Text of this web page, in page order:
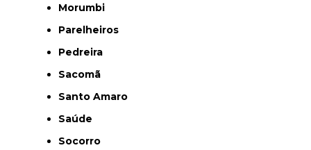
Morumbi
Parelheiros
Pedreira
Sacomã
Santo Amaro
Saúde
Socorro